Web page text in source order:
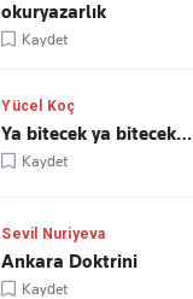
okuryazarlık
Kaydet
Yücel Koç
Ya bitecek ya bitecek…
Kaydet
Sevil Nuriyeva
Ankara Doktrini
Kaydet